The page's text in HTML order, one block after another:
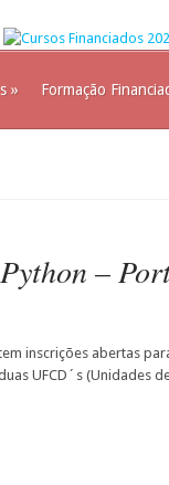
» Formação
–
inscrições abertas
UFCD´s (Unidades